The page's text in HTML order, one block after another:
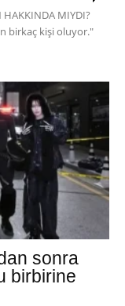
HAKKINDA MIYDI?
birkaç kişi oluyor."
sonra
birbirine